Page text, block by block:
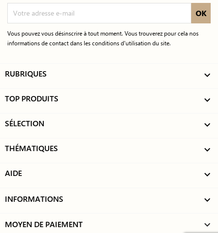
Vous pouvez vous désinscrire à tout moment. Vous trouverez pour cela nos
informations de contact dans les conditions d'utilisation du site.
RUBRIQUES 
TOP PRODUITS 
SÉLECTION 
THÉMATIQUES 
AIDE 
INFORMATIONS 
MOYEN DE PAIEMENT keyboard_arrow_down